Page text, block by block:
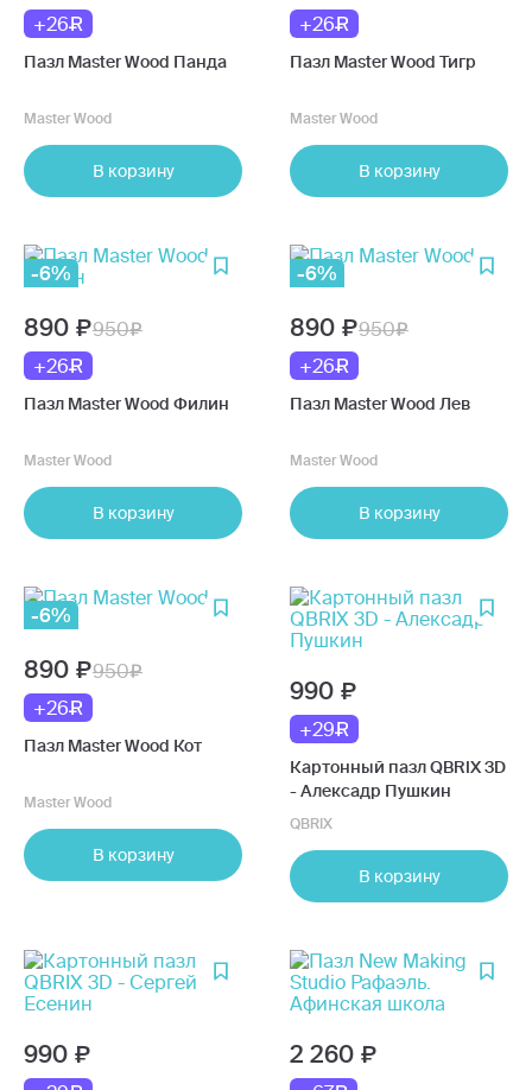
+26
Пазл Master Wood Панда
Master Wood
В корзину
+26
Пазл Master Wood Тигр
Master Wood
В корзину
-6%
890
950
+26
Пазл Master Wood Филин
Master Wood
В корзину
-6%
890
950
+26
Пазл Master Wood Лев
Master Wood
В корзину
-6%
890
950
+26
Пазл Master Wood Кот
Master Wood
В корзину
990
+29
Картонный пазл QBRIX 3D
- Алексадр Пушкин
QBRIX
В корзину
990 2 260